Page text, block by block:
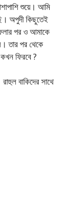
শুয়ে। আমি
অপুদী কিছুতেই
পর ও আমাকে
তার পর থেকে
ফিরবে ?
বাকিদের সাথে